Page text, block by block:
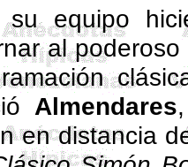
equipo
al
Almendares
en distancia